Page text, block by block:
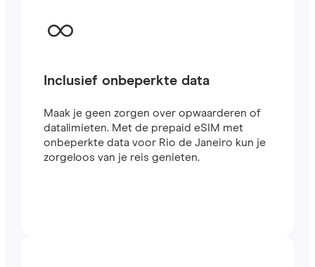
Inclusief onbeperkte data
Maak je geen zorgen over opwaarderen of
datalimieten. Met de prepaid eSIM met
onbeperkte data voor Rio de Janeiro kun je
zorgeloos van je reis genieten.